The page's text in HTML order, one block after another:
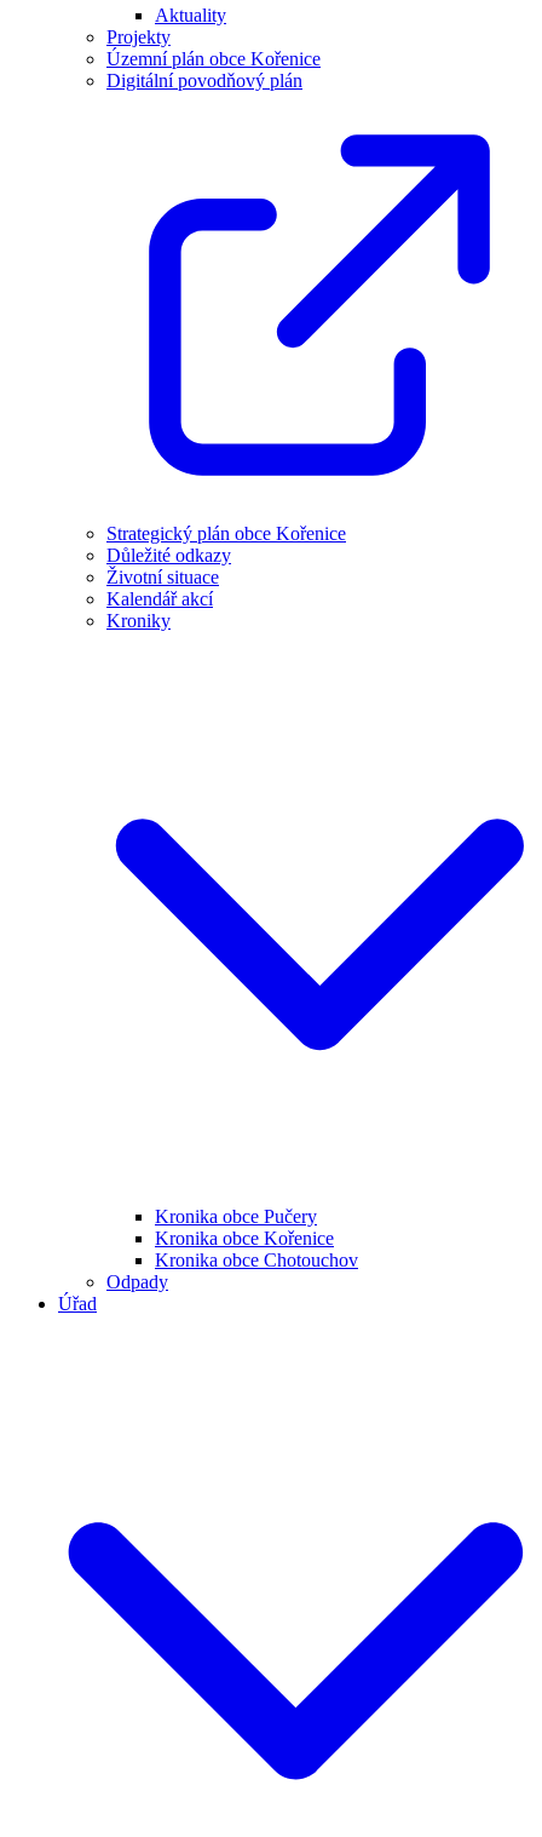
Aktuality
Projekty
Územní plán obce Kořenice
Digitální povodňový plán
Strategický plán obce Kořenice
Důležité odkazy
Životní situace
Kalendář akcí
Kroniky
Kronika obce Pučery
Kronika obce Kořenice
Kronika obce Chotouchov
Odpady
Úřad